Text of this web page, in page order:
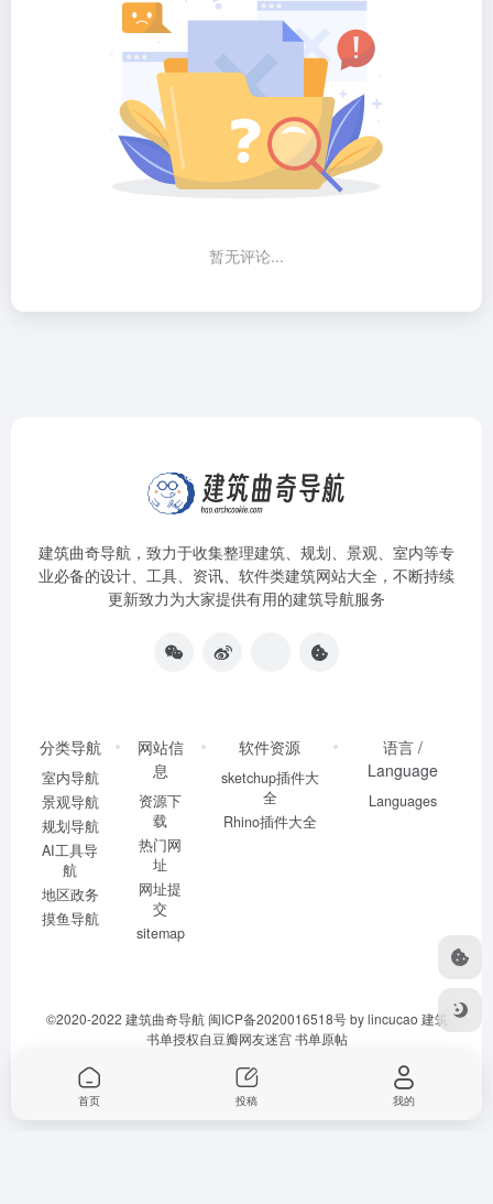
暂无评论...
建筑曲奇导航 ，致力于收集整理建筑、规划、景观、室内等专
业必备的设计、工具、资讯、软件类建筑网站大全，不断持续
更新致力为大家提供有用的建筑导航服务
分类导航
室内导航
景观导航
规划导航
AI工具导
航
地区政务
摸鱼导航
网站信
息
资源下
载
热门网
址
网址提
交
sitemap
软件资源
sketchup插件大
全
Rhino插件大全
语言 /
Language
Languages
©2020-2022 建筑曲奇导航 闽ICP备2020016518号by lincucao 建筑
书单授权自豆瓣网友迷宫书单原帖
首页 投稿 我的